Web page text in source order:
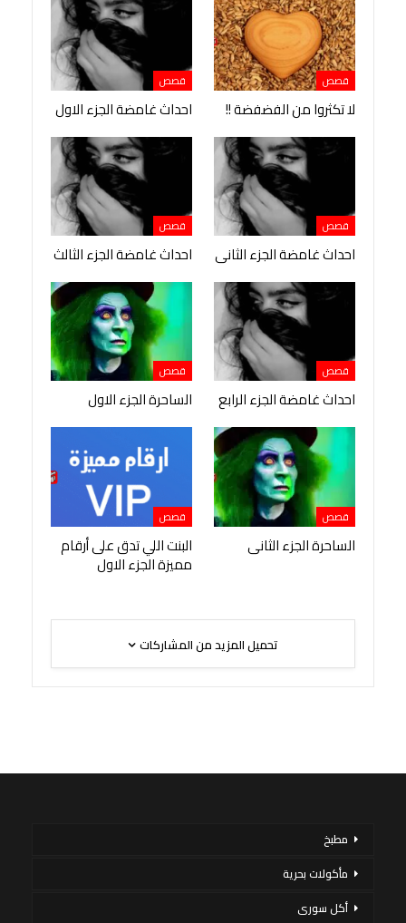
قصص
لا تكثروا من الفضفضة !!
قصص
احداث غامضة الجزء الاول
قصص
احداث غامضة الجزء الثانى
قصص
احداث غامضة الجزء الثالث
قصص
احداث غامضة الجزء الرابع
قصص
الساحرة الجزء الاول
قصص
الساحرة الجزء الثانى
قصص
البنت اللي تدق على أرقام
مميزة الجزء الاول
تحميل المزيد من المشاركات
مطبخ
مأكولات بحرية
أكل سورى